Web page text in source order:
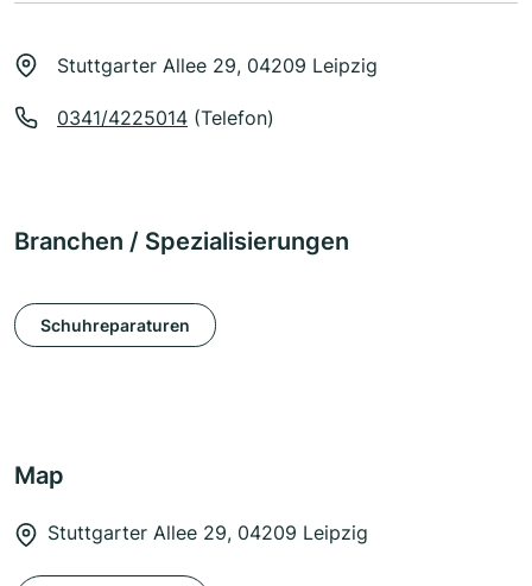
Stuttgarter Allee 29, 04209 Leipzig
0341/4225014 (Telefon)
Branchen / Spezialisierungen
Schuhreparaturen
Map
Stuttgarter Allee 29, 04209 Leipzig